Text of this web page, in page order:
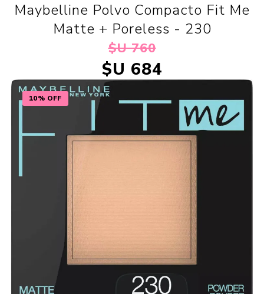
10% OFF
Maybelline Polvo Compacto Fit Me
Matte + Poreless - 230
$U 760
$U 684